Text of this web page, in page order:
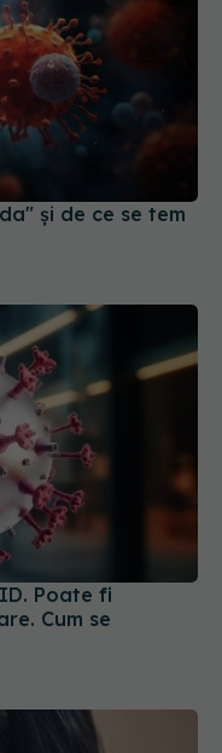
și de ce se tem
Poate fi
Cum se